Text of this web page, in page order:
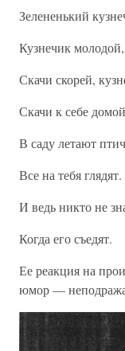
Зелененький
Кузнечик молодой,
Скачи скорей,
Скачи к себе
В саду летают
Все на тебя глядят.
И ведь никто не
Когда его съедят.
Ее реакция на
юмор —